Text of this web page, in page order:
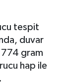
tespit
duvar
774 gram
hap ile